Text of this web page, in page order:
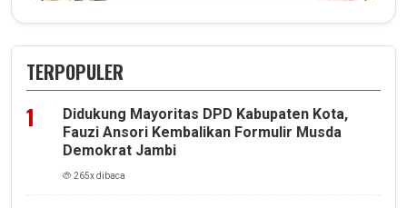
TERPOPULER
Didukung Mayoritas DPD Kabupaten Kota,
Fauzi Ansori Kembalikan Formulir Musda
Demokrat Jambi
265x dibaca